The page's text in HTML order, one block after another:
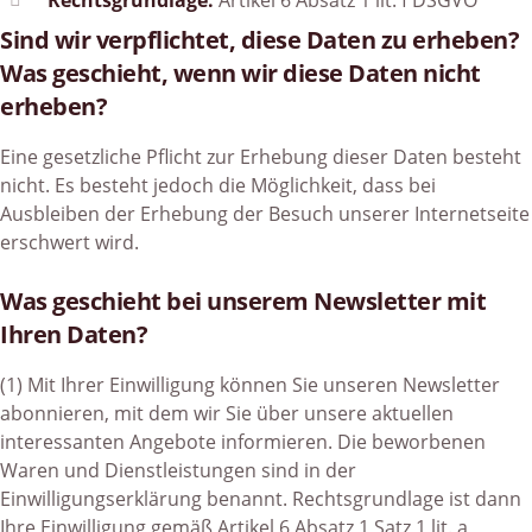
Sind wir verpflichtet, diese Daten zu erheben?
Was geschieht, wenn wir diese Daten nicht
erheben?
Eine gesetzliche Pflicht zur Erhebung dieser Daten besteht
nicht. Es besteht jedoch die Möglichkeit, dass bei
Ausbleiben der Erhebung der Besuch unserer Internetseite
erschwert wird.
Was geschieht bei unserem Newsletter mit
Ihren Daten?
(1) Mit Ihrer Einwilligung können Sie unseren Newsletter
abonnieren, mit dem wir Sie über unsere aktuellen
interessanten Angebote informieren. Die beworbenen
Waren und Dienstleistungen sind in der
Einwilligungserklärung benannt. Rechtsgrundlage ist dann